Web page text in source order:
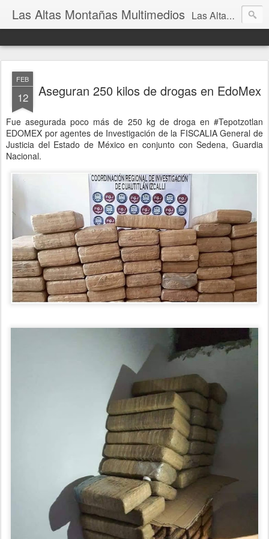
Las Altas Montañas Multimedios Las Altas Montañas Multimedios
FEB
12 Aseguran 250 kilos de drogas en EdoMex
Fue asegurada poco más de 250 kg de droga en #Tepotzotlan
EDOMEX por agentes de Investigación de la FISCALIA General de
Justicia del Estado de México en conjunto con Sedena, Guardia
Nacional.